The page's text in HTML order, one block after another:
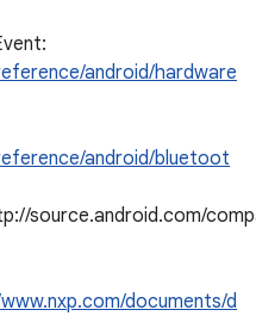
android/hardware
android/bluetoot
source.android.com/
documents/d